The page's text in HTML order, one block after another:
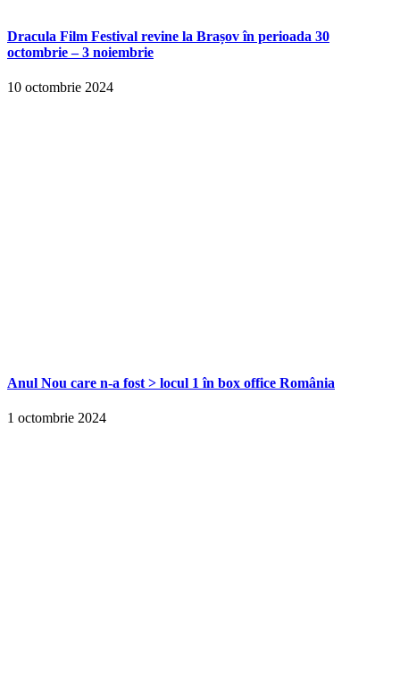
Dracula Film Festival revine la Brașov în perioada 30
octombrie – 3 noiembrie
10 octombrie 2024
Anul Nou care n-a fost > locul 1 în box office România
1 octombrie 2024